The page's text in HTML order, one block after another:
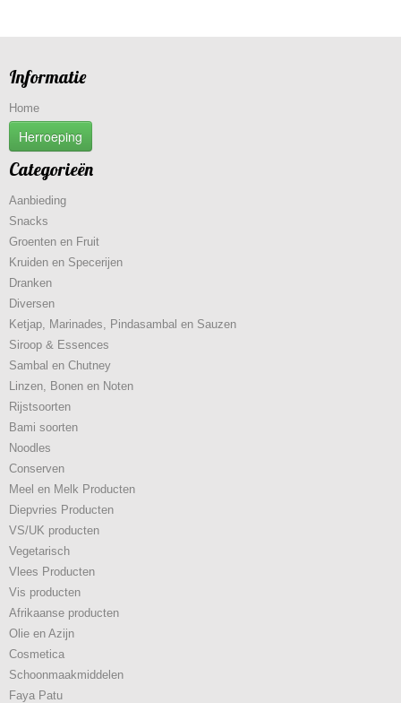
Informatie
Home
Herroeping
Categorieën
Aanbieding
Snacks
Groenten en Fruit
Kruiden en Specerijen
Dranken
Diversen
Ketjap, Marinades, Pindasambal en Sauzen
Siroop & Essences
Sambal en Chutney
Linzen, Bonen en Noten
Rijstsoorten
Bami soorten
Noodles
Conserven
Meel en Melk Producten
Diepvries Producten
VS/UK producten
Vegetarisch
Vlees Producten
Vis producten
Afrikaanse producten
Olie en Azijn
Cosmetica
Schoonmaakmiddelen
Faya Patu